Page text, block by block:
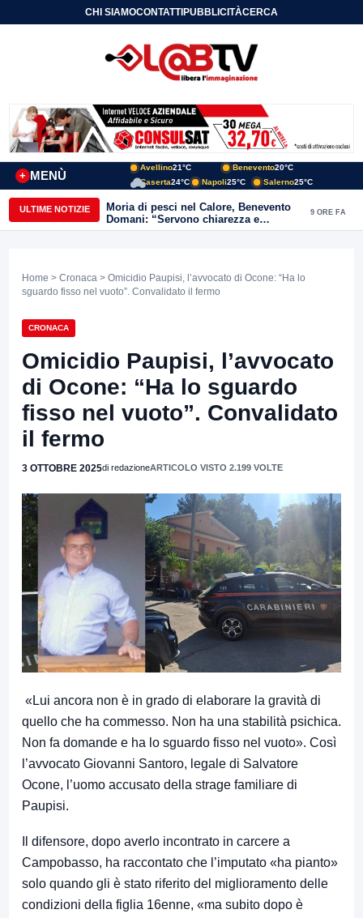
CHI SIAMOCONTATTIPUBBLICITÀCERCA
MENÙ
+
Avellino21°C Benevento20°C
Caserta24°C Napoli25°C Salerno25°C
ULTIME NOTIZIE
Moria di pesci nel Calore, Benevento
Domani: “Servono chiarezza e
approfondimenti sulla gestione
9 ORE FA
Home > Cronaca > Omicidio Paupisi, l’avvocato di Ocone: “Ha lo
sguardo fisso nel vuoto”. Convalidato il fermo
CRONACA
Omicidio Paupisi, l’avvocato
di Ocone: “Ha lo sguardo
fisso nel vuoto”. Convalidato
il fermo
3 OTTOBRE 2025di redazioneARTICOLO VISTO 2.199 VOLTE
«Lui ancora non è in grado di elaborare la gravità di
quello che ha commesso. Non ha una stabilità psichica.
Non fa domande e ha lo sguardo fisso nel vuoto». Così
l’avvocato Giovanni Santoro, legale di Salvatore
Ocone, l’uomo accusato della strage familiare di
Paupisi.
Il difensore, dopo averlo incontrato in carcere a
Campobasso, ha raccontato che l’imputato «ha pianto»
solo quando gli è stato riferito del miglioramento delle
condizioni della figlia 16enne, «ma subito dopo è